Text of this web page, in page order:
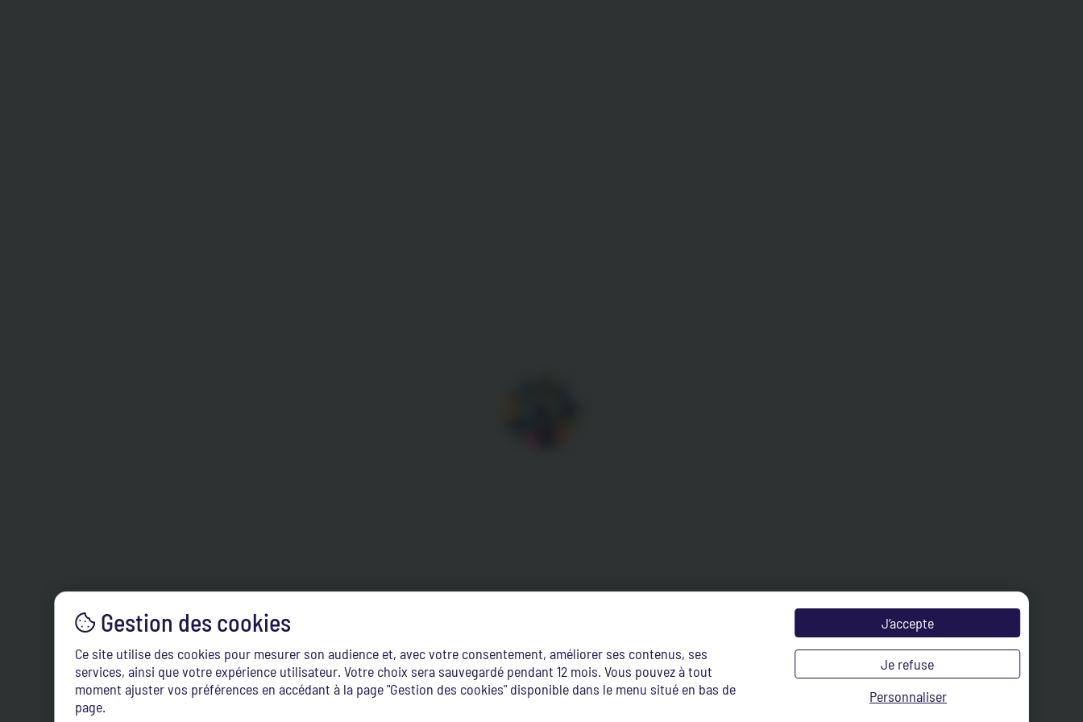
Ce site utilise des cookies pour mesurer son audience et, avec votre consentement, améliorer ses contenus, ses
services, ainsi que votre expérience utilisateur. Votre choix sera sauvegardé pendant 12 mois. Vous pouvez à tout
moment ajuster vos préférences en accédant à la page "Gestion des cookies" disponible dans le menu situé en bas de
page.
J’accepte
Je refuse
Personnaliser